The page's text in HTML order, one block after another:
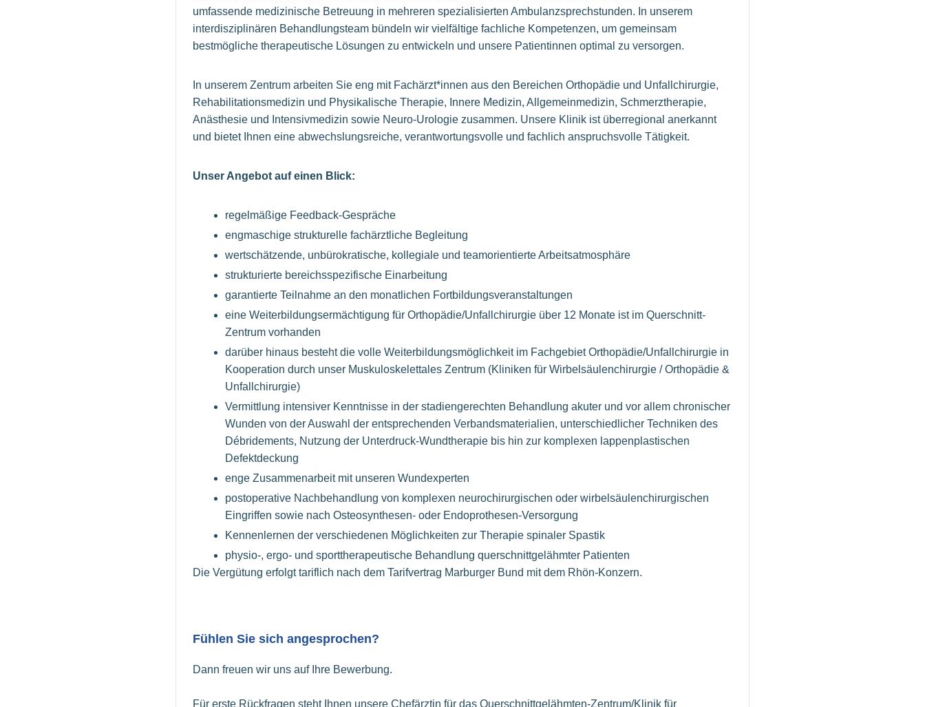
umfassende medizinische Betreuung in mehreren spezialisierten Ambulanzsprechstunden. In unserem
interdisziplinären Behandlungsteam bündeln wir vielfältige fachliche Kompetenzen, um gemeinsam
bestmögliche therapeutische Lösungen zu entwickeln und unsere Patientinnen optimal zu versorgen.
In unserem Zentrum arbeiten Sie eng mit Fachärzt*innen aus den Bereichen Orthopädie und Unfallchirurgie,
Rehabilitationsmedizin und Physikalische Therapie, Innere Medizin, Allgemeinmedizin, Schmerztherapie,
Anästhesie und Intensivmedizin sowie Neuro-Urologie zusammen. Unsere Klinik ist überregional anerkannt
und bietet Ihnen eine abwechslungsreiche, verantwortungsvolle und fachlich anspruchsvolle Tätigkeit.
Unser Angebot auf einen Blick:
regelmäßige Feedback-Gespräche
engmaschige strukturelle fachärztliche Begleitung
wertschätzende, unbürokratische, kollegiale und teamorientierte Arbeitsatmosphäre
strukturierte bereichsspezifische Einarbeitung
garantierte Teilnahme an den monatlichen Fortbildungsveranstaltungen
eine Weiterbildungsermächtigung für Orthopädie/Unfallchirurgie über 12 Monate ist im Querschnitt-
Zentrum vorhanden
darüber hinaus besteht die volle Weiterbildungsmöglichkeit im Fachgebiet Orthopädie/Unfallchirurgie in
Kooperation durch unser Muskuloskelettales Zentrum (Kliniken für Wirbelsäulenchirurgie / Orthopädie &
Unfallchirurgie)
Vermittlung intensiver Kenntnisse in der stadiengerechten Behandlung akuter und vor allem chronischer
Wunden von der Auswahl der entsprechenden Verbandsmaterialien, unterschiedlicher Techniken des
Débridements, Nutzung der Unterdruck-Wundtherapie bis hin zur komplexen lappenplastischen
Defektdeckung
enge Zusammenarbeit mit unseren Wundexperten
postoperative Nachbehandlung von komplexen neurochirurgischen oder wirbelsäulenchirurgischen
Eingriffen sowie nach Osteosynthesen- oder Endoprothesen-Versorgung
Kennenlernen der verschiedenen Möglichkeiten zur Therapie spinaler Spastik
physio-, ergo- und sporttherapeutische Behandlung querschnittgelähmter Patienten
Die Vergütung erfolgt tariflich nach dem Tarifvertrag Marburger Bund mit dem Rhön-Konzern.
Fühlen Sie sich angesprochen?
Dann freuen wir uns auf Ihre Bewerbung.
Für erste Rückfragen steht Ihnen unsere Chefärztin für das Querschnittgelähmten-Zentrum/Klinik für